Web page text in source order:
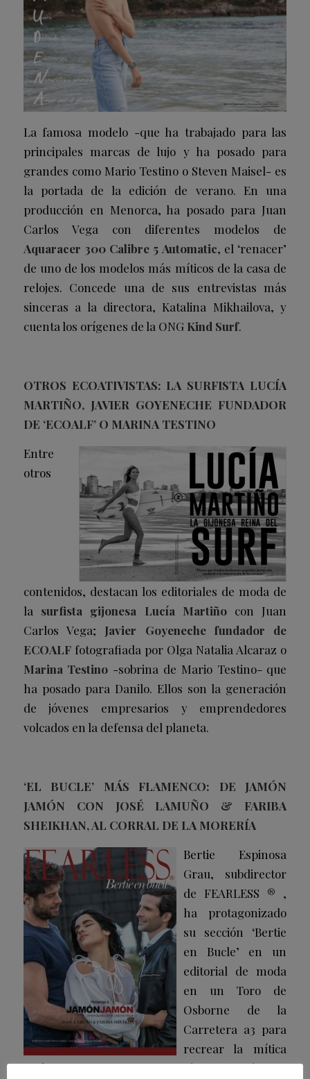
La famosa modelo -que ha trabajado para las
principales marcas de lujo y ha posado para
grandes como Mario Testino o Steven Maisel- es
la portada de la edición de verano. En una
producción en Menorca, ha posado para Juan
Carlos Vega con diferentes modelos de
Aquaracer 300 Calibre 5 Automatic, el ‘renacer’
de uno de los modelos más míticos de la casa de
relojes. Concede una de sus entrevistas más
sinceras a la directora, Katalina Mikhailova, y
cuenta los orígenes de la ONG Kind Surf.
OTROS ECOATIVISTAS: LA SURFISTA LUCÍA
MARTIÑO, JAVIER GOYENECHE FUNDADOR
DE ‘ECOALF’ O MARINA TESTINO
Entre
otros
contenidos, destacan los editoriales de moda de
la surfista gijonesa Lucía Martiño con Juan
Carlos Vega; Javier Goyeneche fundador de
ECOALF fotografiada por Olga Natalia Alcaraz o
Marina Testino -sobrina de Mario Testino- que
ha posado para Danilo. Ellos son la generación
de jóvenes empresarios y emprendedores
volcados en la defensa del planeta.
‘EL BUCLE’ MÁS FLAMENCO: DE JAMÓN
JAMÓN CON JOSÉ LAMUÑO & FARIBA
SHEIKHAN, AL CORRAL DE LA MORERÍA
Bertie Espinosa
Grau, subdirector
de FEARLESS ® ,
ha protagonizado
su sección ‘Bertie
en Bucle’ en un
editorial de moda
en un Toro de
Osborne de la
Carretera a3 para
recrear la mítica
película de Bigas Luna a través de dos jóvenes